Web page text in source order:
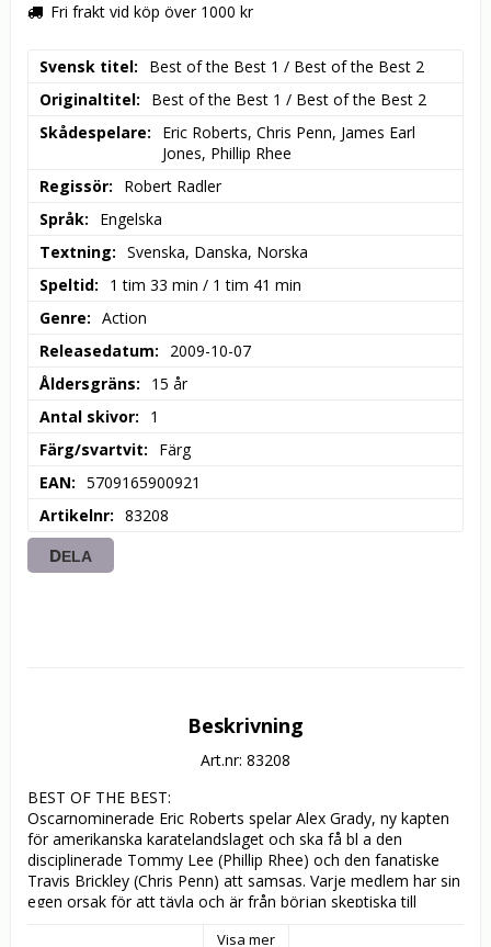
Fri frakt vid köp över 1000 kr
Svensk titel
Best of the Best 1 / Best of the Best 2
Originaltitel
Best of the Best 1 / Best of the Best 2
Skådespelare
Eric Roberts, Chris Penn, James Earl
Jones, Phillip Rhee
Regissör
Robert Radler
Språk
Engelska
Textning
Svenska, Danska, Norska
Speltid
1 tim 33 min / 1 tim 41 min
Genre
Action
Releasedatum
2009-10-07
Åldersgräns
15 år
Antal skivor
1
Färg/svartvit
Färg
EAN
5709165900921
Artikelnr
83208
DELA
Beskrivning
Art.nr: 83208
BEST OF THE BEST:
Oscarnominerade Eric Roberts spelar Alex Grady, ny kapten
för amerikanska karatelandslaget och ska få bl a den
disciplinerade Tommy Lee (Phillip Rhee) och den fanatiske
Travis Brickley (Chris Penn) att samsas. Varje medlem har sin
egen orsak för att tävla och är från början skeptiska till
Visa mer